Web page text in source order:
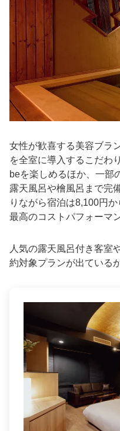
女性が歓喜する美容ブラ
を全室に導入するこだわ
beを楽しめるほか、一部
露天風呂や檜風呂まで完
りながら宿泊は8,100円
最高のコストパフォーマン
人気の露天風呂付き客室
約対象プランが出ている